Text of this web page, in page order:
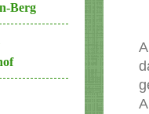
Berg